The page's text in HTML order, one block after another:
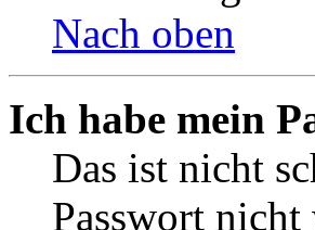
Nach oben
Ich habe mein
Das ist nicht
Passwort